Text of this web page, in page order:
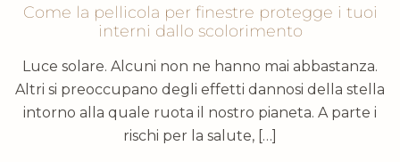
Come la pellicola per finestre protegge i tuoi
interni dallo scolorimento
Luce solare. Alcuni non ne hanno mai abbastanza.
Altri si preoccupano degli effetti dannosi della stella
intorno alla quale ruota il nostro pianeta. A parte i
rischi per la salute, […]